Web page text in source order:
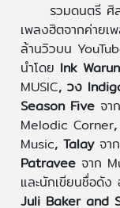
รวมดนตรี ศิ
เพลงฮิตจากค่าย
ล้านวิวบน
นำโดย Ink
MUSIC, วง
Season Five จา
Melodic Corner
Music, Talay จา
Patravee จาก
และนักเขียนชื่อดัง
Juli Baker and